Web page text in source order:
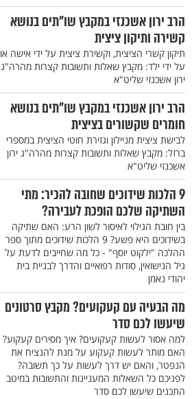
הרב ירון אשכנזי במקבץ שו"תים בנושא
קשירה ותיקון ציצית
תיקון קשרי הציצית, וקשירת ציצית על ידי אישה או
על ידי ילד: מקבץ שאלות ותשובות קצרות מהרה"ג
ירון אשכנזי שליט"א
הרב ירון אשכנזי במקבץ שו"תים בנושא
חומרים שקשורים בציצית
לבישת ציצית מניילון וגזירת חוטי הציצית במספרי
ברזל: מקבץ שאלות ותשובות קצרות מהרה"ג ירון
אשכנזי שליט"א
9 הלכות שידוכים שחובה להכיר: מתי
השתיקה שלכם הופכת לעבירה?
בין חובת הגילוי לאיסור לשון הרע: האם שתיקה
בשידוכים היא פשע? 9 הלכות שידוכים מתוך ספר
ההלכה "ילקוט יוסף" - כל מה שחייבים לדעת על
גיל הנישואין, סודות רפואיים והדרך לבניית בית
יהודי נאמן
מה הבעיה עם קעקועים? מקבץ סרטונים
שיעשו לכם סדר
למה אסור לעשות קעקועים? איך מסירים קעקוע?
האם מותר לעשות קעקוע על מנת להנציח את
הנפטר, והאם יש דרך לעשות על כך תשובה?
לפניכם כל השאלות המעניינות והתשובות במיטב
התכנים שיעשו לכם סדר